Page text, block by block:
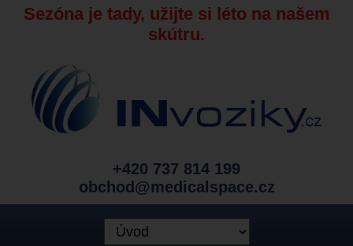
Sezóna je tady, užijte si léto na našem
skútru.
+420 737 814 199
obchod@medicalspace.cz